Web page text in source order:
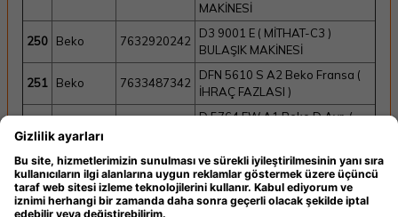
MAKİNESİ
250 Beko 7632920242
D3 9001 E ( MİTHAT-C3 )
BULAŞIK MAKİNESİ
251 Beko 7633487342
DFN 5610 S A2 Beko Fransa (
İHRAÇ FAZLASI )
D 5764 FW A1 Beko D.Avr. (
253 Beko 7633387342
DFN 5610 A2 Beko Fransa (
İHRAÇ FAZLASI )
254 Beko 7610483442
D 5323 FW A3 Beko Afrika (